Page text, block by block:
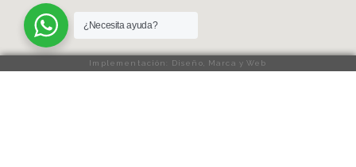
¿Necesita ayuda?
Implementación: Diseño, Marca y Web